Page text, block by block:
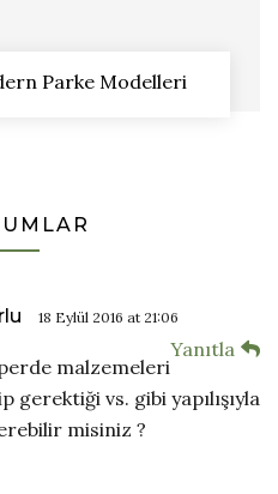
Parke Modelleri
18 Eylül 2016 at 21:06
Yanıtla
malzemeleri
gerektiği vs. gibi yapılışıyla
misiniz ?